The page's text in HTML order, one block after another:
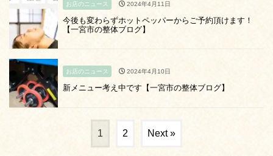
お店のニュース 2024年4月11日
今後も変わらずホットペッパーからご予約頂けます！
【一宮市の整体ブログ】
お店のニュース 2024年4月10日
新メニュー考え中です【一宮市の整体ブログ】
1 2 Next »